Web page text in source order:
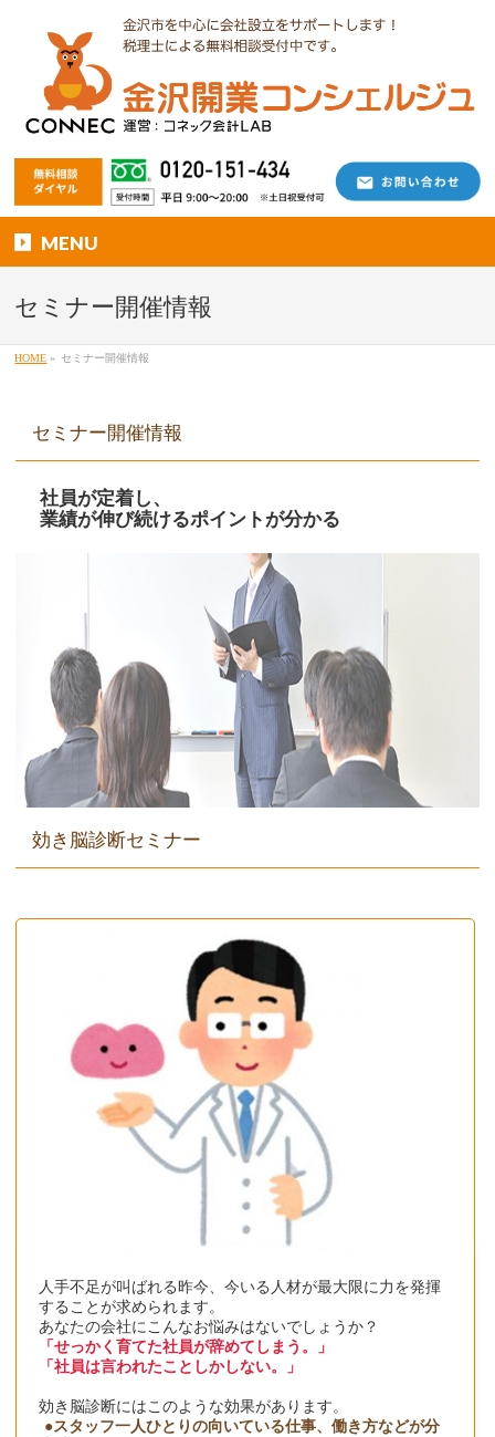
MENU
セミナー開催情報
HOME » セミナー開催情報
セミナー開催情報
社員が定着し、
業績が伸び続けるポイントが分かる
効き脳診断セミナー
人手不足が叫ばれる昨今、今いる人材が最大限に力を発揮
することが求められます。
あなたの会社にこんなお悩みはないでしょうか？
「せっかく育てた社員が辞めてしまう。」
「社員は言われたことしかしない。」
効き脳診断にはこのような効果があります。
●スタッフ一人ひとりの向いている仕事、働き方などが分